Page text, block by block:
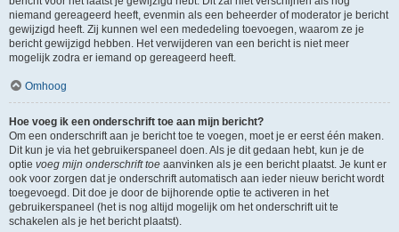
niemand gereageerd heeft, evenmin als een beheerder of moderator je bericht
gewijzigd heeft. Zij kunnen wel een mededeling toevoegen, waarom ze je
bericht gewijzigd hebben. Het verwijderen van een bericht is niet meer
mogelijk zodra er iemand op gereageerd heeft.
Omhoog
Hoe voeg ik een onderschrift toe aan mijn bericht?
Om een onderschrift aan je bericht toe te voegen, moet je er eerst één maken.
Dit kun je via het gebruikerspaneel doen. Als je dit gedaan hebt, kun je de
optie voeg mijn onderschrift toe aanvinken als je een bericht plaatst. Je kunt er
ook voor zorgen dat je onderschrift automatisch aan ieder nieuw bericht wordt
toegevoegd. Dit doe je door de bijhorende optie te activeren in het
gebruikerspaneel (het is nog altijd mogelijk om het onderschrift uit te
schakelen als je het bericht plaatst).